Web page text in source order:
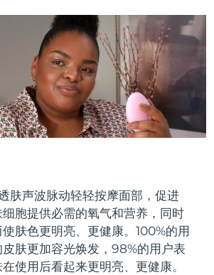
肤声波脉动轻轻按摩面部，促进
胞提供必需的氧气和营养，同时
肤色更明亮、更健康。100%的用
皮肤更加容光焕发，98%的用户表
使用后看起来更明亮、更健康。
預計送達日期 8/11/26
預計送達日期
預計送達日期8/11/26
預計送達日期8/16/26
預計送達日期8/12/26
預計送達日期8/12/26
預計送達日期8/11/26